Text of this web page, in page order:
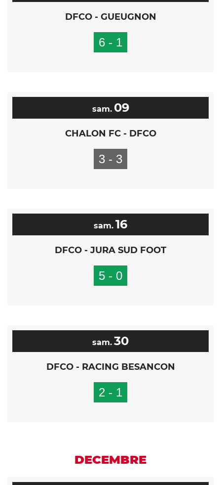
DFCO - GUEUGNON
6 - 1
sam. 09
CHALON FC - DFCO
3 - 3
sam. 16
DFCO - JURA SUD FOOT
5 - 0
sam. 30
DFCO - RACING BESANCON
2 - 1
DECEMBRE